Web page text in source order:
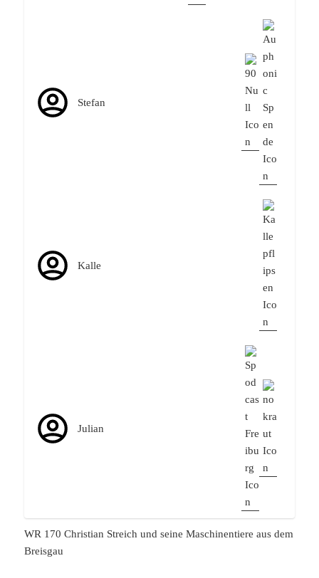
Stefan
Kalle
Julian
WR 170 Christian Streich und seine Maschinentiere aus dem
Breisgau